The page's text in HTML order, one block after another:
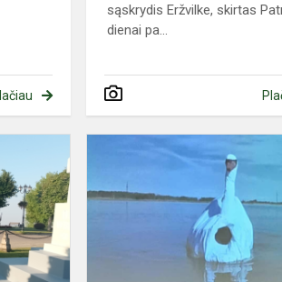
sąskrydis Eržvilke, skirtas
dienai pa...
Didžiojo
paminėti